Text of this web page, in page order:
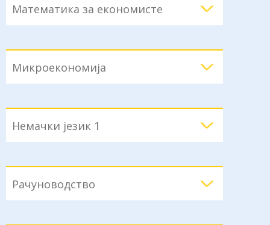
Математика за економисте
Микроекономија
Немачки језик 1
Рачуноводство